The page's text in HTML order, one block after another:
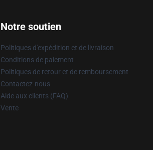
Notre soutien
Politiques d'expédition et de livraison
Conditions de paiement
Politiques de retour et de remboursement
Contactez-nous
Aide aux clients (FAQ)
Vente